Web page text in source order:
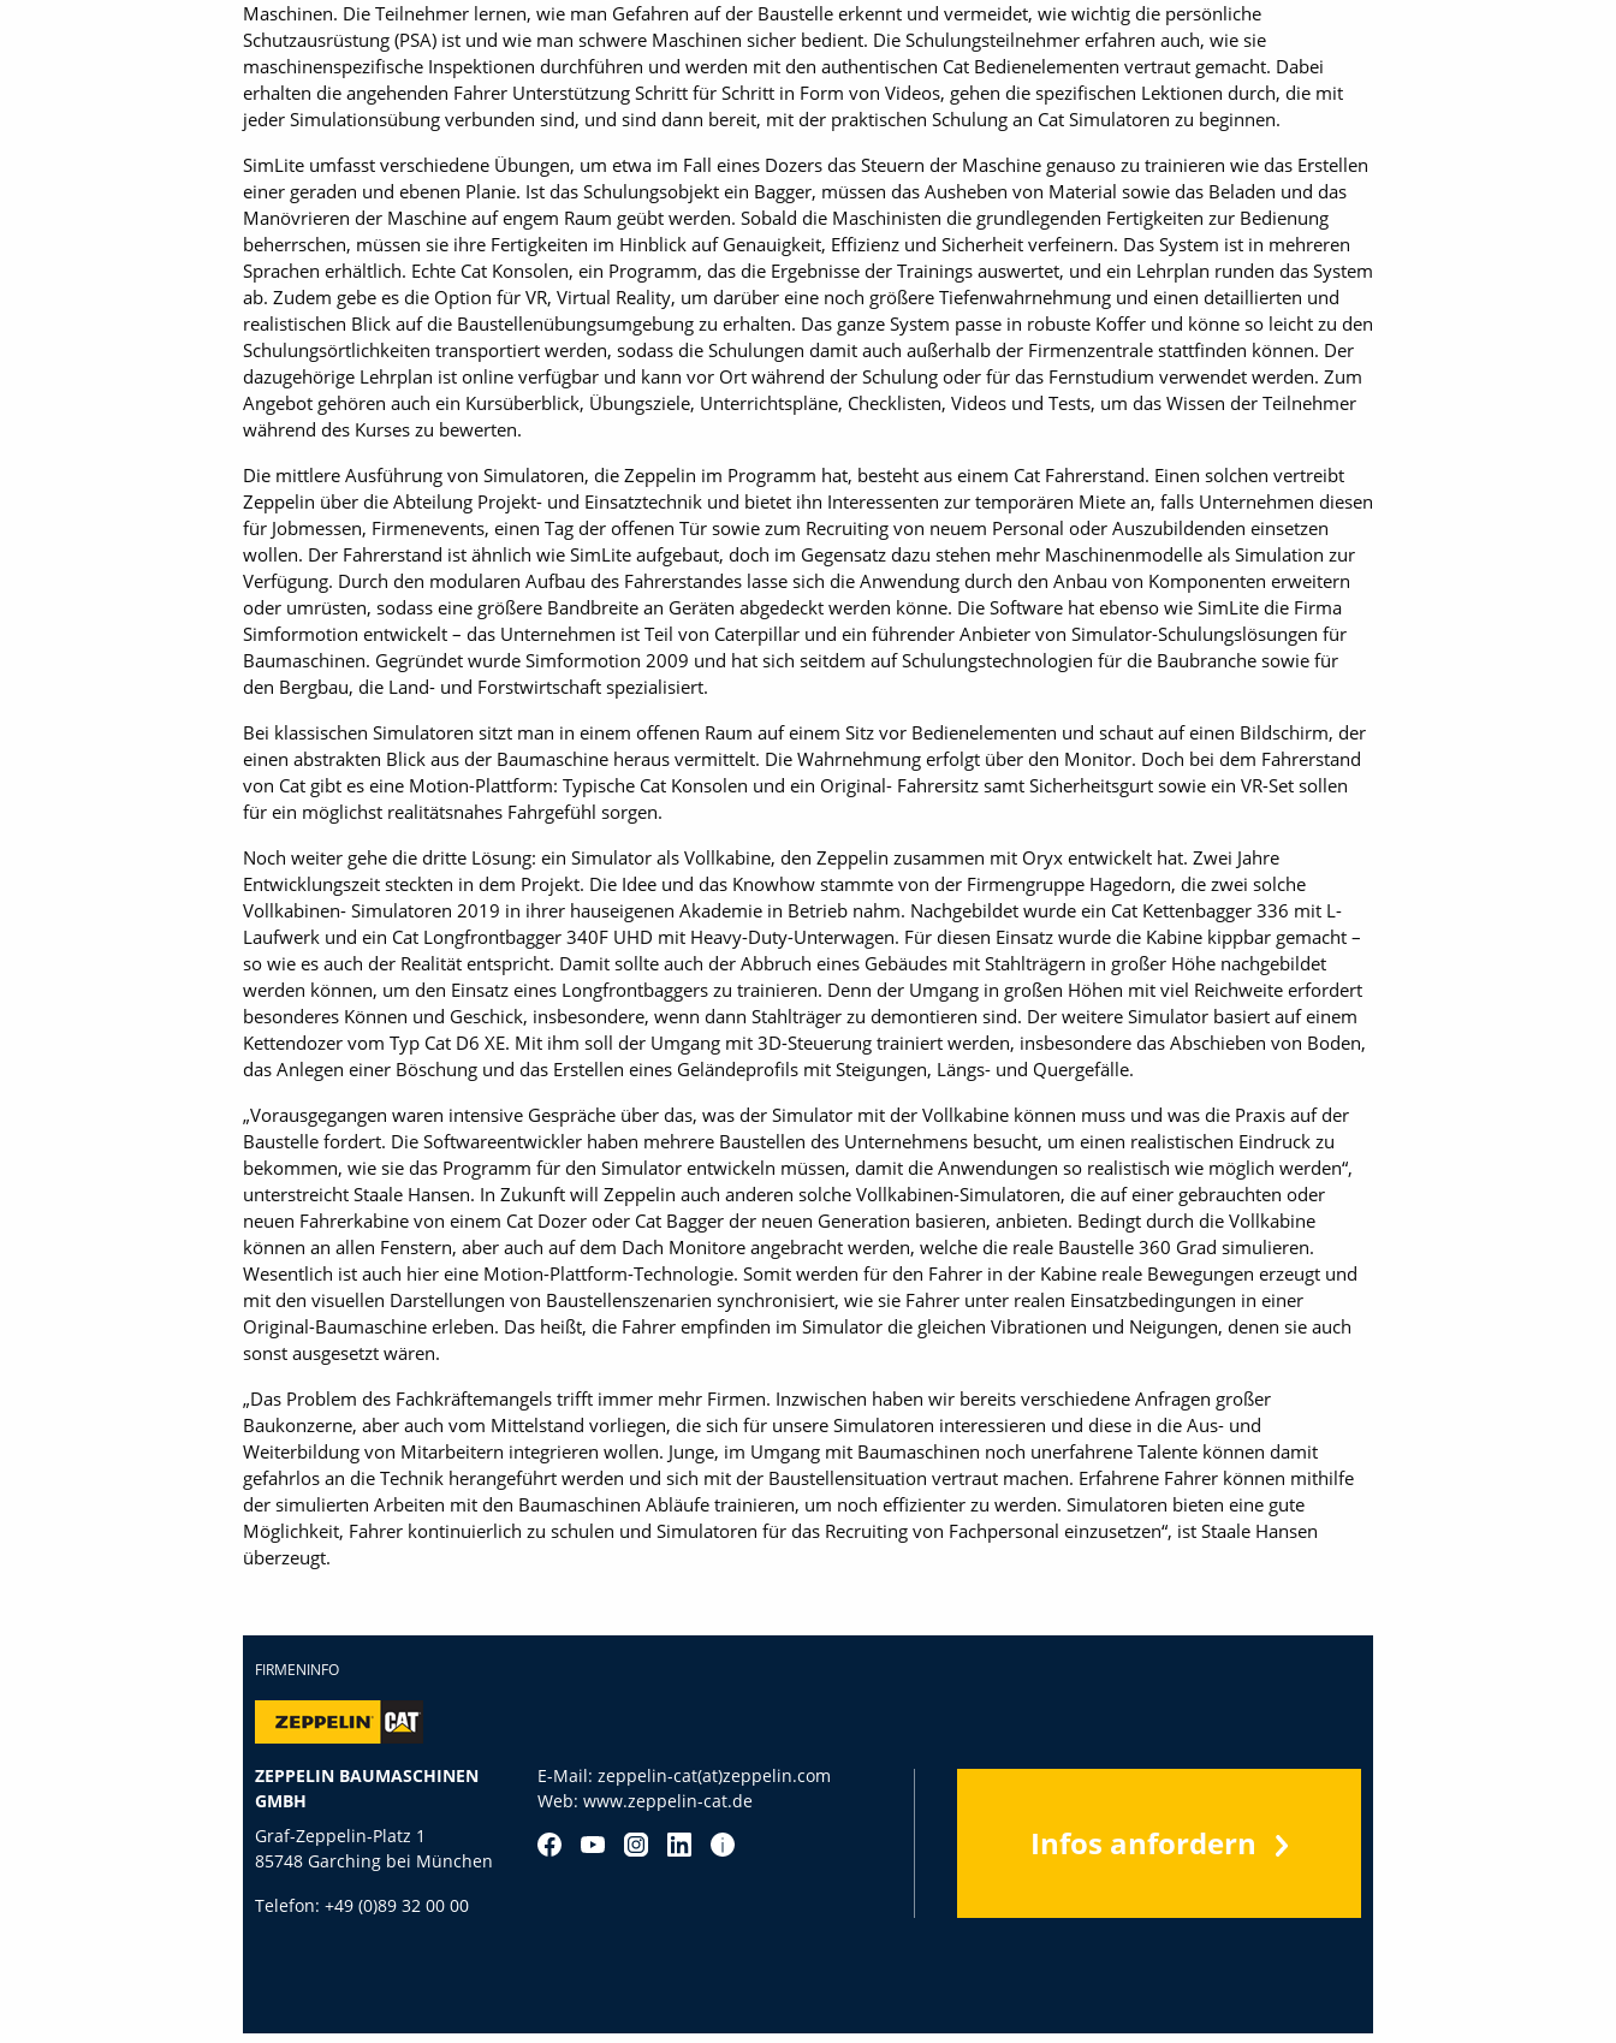
Maschinen. Die Teilnehmer lernen, wie man Gefahren auf der Baustelle erkennt und vermeidet, wie wichtig die persönliche
Schutzausrüstung (PSA) ist und wie man schwere Maschinen sicher bedient. Die Schulungsteilnehmer erfahren auch, wie sie
maschinenspezifische Inspektionen durchführen und werden mit den authentischen Cat Bedienelementen vertraut gemacht. Dabei
erhalten die angehenden Fahrer Unterstützung Schritt für Schritt in Form von Videos, gehen die spezifischen Lektionen durch, die mit
jeder Simulationsübung verbunden sind, und sind dann bereit, mit der praktischen Schulung an Cat Simulatoren zu beginnen.
SimLite umfasst verschiedene Übungen, um etwa im Fall eines Dozers das Steuern der Maschine genauso zu trainieren wie das Erstellen
einer geraden und ebenen Planie. Ist das Schulungsobjekt ein Bagger, müssen das Ausheben von Material sowie das Beladen und das
Manövrieren der Maschine auf engem Raum geübt werden. Sobald die Maschinisten die grundlegenden Fertigkeiten zur Bedienung
beherrschen, müssen sie ihre Fertigkeiten im Hinblick auf Genauigkeit, Effizienz und Sicherheit verfeinern. Das System ist in mehreren
Sprachen erhältlich. Echte Cat Konsolen, ein Programm, das die Ergebnisse der Trainings auswertet, und ein Lehrplan runden das System
ab. Zudem gebe es die Option für VR, Virtual Reality, um darüber eine noch größere Tiefenwahrnehmung und einen detaillierten und
realistischen Blick auf die Baustellenübungsumgebung zu erhalten. Das ganze System passe in robuste Koffer und könne so leicht zu den
Schulungsörtlichkeiten transportiert werden, sodass die Schulungen damit auch außerhalb der Firmenzentrale stattfinden können. Der
dazugehörige Lehrplan ist online verfügbar und kann vor Ort während der Schulung oder für das Fernstudium verwendet werden. Zum
Angebot gehören auch ein Kursüberblick, Übungsziele, Unterrichtspläne, Checklisten, Videos und Tests, um das Wissen der Teilnehmer
während des Kurses zu bewerten.
Die mittlere Ausführung von Simulatoren, die Zeppelin im Programm hat, besteht aus einem Cat Fahrerstand. Einen solchen vertreibt
Zeppelin über die Abteilung Projekt- und Einsatztechnik und bietet ihn Interessenten zur temporären Miete an, falls Unternehmen diesen
für Jobmessen, Firmenevents, einen Tag der offenen Tür sowie zum Recruiting von neuem Personal oder Auszubildenden einsetzen
wollen. Der Fahrerstand ist ähnlich wie SimLite aufgebaut, doch im Gegensatz dazu stehen mehr Maschinenmodelle als Simulation zur
Verfügung. Durch den modularen Aufbau des Fahrerstandes lasse sich die Anwendung durch den Anbau von Komponenten erweitern
oder umrüsten, sodass eine größere Bandbreite an Geräten abgedeckt werden könne. Die Software hat ebenso wie SimLite die Firma
Simformotion entwickelt – das Unternehmen ist Teil von Caterpillar und ein führender Anbieter von Simulator-Schulungslösungen für
Baumaschinen. Gegründet wurde Simformotion 2009 und hat sich seitdem auf Schulungstechnologien für die Baubranche sowie für
den Bergbau, die Land- und Forstwirtschaft spezialisiert.
Bei klassischen Simulatoren sitzt man in einem offenen Raum auf einem Sitz vor Bedienelementen und schaut auf einen Bildschirm, der
einen abstrakten Blick aus der Baumaschine heraus vermittelt. Die Wahrnehmung erfolgt über den Monitor. Doch bei dem Fahrerstand
von Cat gibt es eine Motion-Plattform: Typische Cat Konsolen und ein Original- Fahrersitz samt Sicherheitsgurt sowie ein VR-Set sollen
für ein möglichst realitätsnahes Fahrgefühl sorgen.
Noch weiter gehe die dritte Lösung: ein Simulator als Vollkabine, den Zeppelin zusammen mit Oryx entwickelt hat. Zwei Jahre
Entwicklungszeit steckten in dem Projekt. Die Idee und das Knowhow stammte von der Firmengruppe Hagedorn, die zwei solche
Vollkabinen- Simulatoren 2019 in ihrer hauseigenen Akademie in Betrieb nahm. Nachgebildet wurde ein Cat Kettenbagger 336 mit L-
Laufwerk und ein Cat Longfrontbagger 340F UHD mit Heavy-Duty-Unterwagen. Für diesen Einsatz wurde die Kabine kippbar gemacht –
so wie es auch der Realität entspricht. Damit sollte auch der Abbruch eines Gebäudes mit Stahlträgern in großer Höhe nachgebildet
werden können, um den Einsatz eines Longfrontbaggers zu trainieren. Denn der Umgang in großen Höhen mit viel Reichweite erfordert
besonderes Können und Geschick, insbesondere, wenn dann Stahlträger zu demontieren sind. Der weitere Simulator basiert auf einem
Kettendozer vom Typ Cat D6 XE. Mit ihm soll der Umgang mit 3D-Steuerung trainiert werden, insbesondere das Abschieben von Boden,
das Anlegen einer Böschung und das Erstellen eines Geländeprofils mit Steigungen, Längs- und Quergefälle.
„Vorausgegangen waren intensive Gespräche über das, was der Simulator mit der Vollkabine können muss und was die Praxis auf der
Baustelle fordert. Die Softwareentwickler haben mehrere Baustellen des Unternehmens besucht, um einen realistischen Eindruck zu
bekommen, wie sie das Programm für den Simulator entwickeln müssen, damit die Anwendungen so realistisch wie möglich werden“,
unterstreicht Staale Hansen. In Zukunft will Zeppelin auch anderen solche Vollkabinen-Simulatoren, die auf einer gebrauchten oder
neuen Fahrerkabine von einem Cat Dozer oder Cat Bagger der neuen Generation basieren, anbieten. Bedingt durch die Vollkabine
können an allen Fenstern, aber auch auf dem Dach Monitore angebracht werden, welche die reale Baustelle 360 Grad simulieren.
Wesentlich ist auch hier eine Motion-Plattform-Technologie. Somit werden für den Fahrer in der Kabine reale Bewegungen erzeugt und
mit den visuellen Darstellungen von Baustellenszenarien synchronisiert, wie sie Fahrer unter realen Einsatzbedingungen in einer
Original-Baumaschine erleben. Das heißt, die Fahrer empfinden im Simulator die gleichen Vibrationen und Neigungen, denen sie auch
sonst ausgesetzt wären.
„Das Problem des Fachkräftemangels trifft immer mehr Firmen. Inzwischen haben wir bereits verschiedene Anfragen großer
Baukonzerne, aber auch vom Mittelstand vorliegen, die sich für unsere Simulatoren interessieren und diese in die Aus- und
Weiterbildung von Mitarbeitern integrieren wollen. Junge, im Umgang mit Baumaschinen noch unerfahrene Talente können damit
gefahrlos an die Technik herangeführt werden und sich mit der Baustellensituation vertraut machen. Erfahrene Fahrer können mithilfe
der simulierten Arbeiten mit den Baumaschinen Abläufe trainieren, um noch effizienter zu werden. Simulatoren bieten eine gute
Möglichkeit, Fahrer kontinuierlich zu schulen und Simulatoren für das Recruiting von Fachpersonal einzusetzen“, ist Staale Hansen
überzeugt.
FIRMENINFO
ZEPPELIN BAUMASCHINEN
GMBH
Graf-Zeppelin-Platz 1
85748 Garching bei München
Telefon: +49 (0)89 32 00 00
E-Mail: zeppelin-cat(at)zeppelin.com
Web: www.zeppelin-cat.de
Infos anfordern